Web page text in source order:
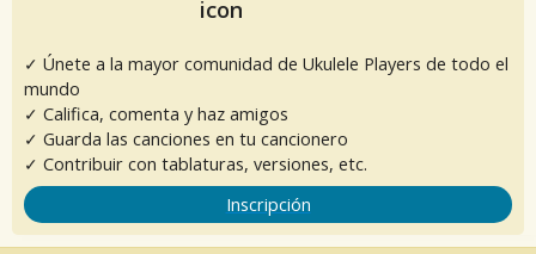
✓ Únete a la mayor comunidad de Ukulele Players de todo el
mundo
✓ Califica, comenta y haz amigos
✓ Guarda las canciones en tu cancionero
✓ Contribuir con tablaturas, versiones, etc.
Inscripción